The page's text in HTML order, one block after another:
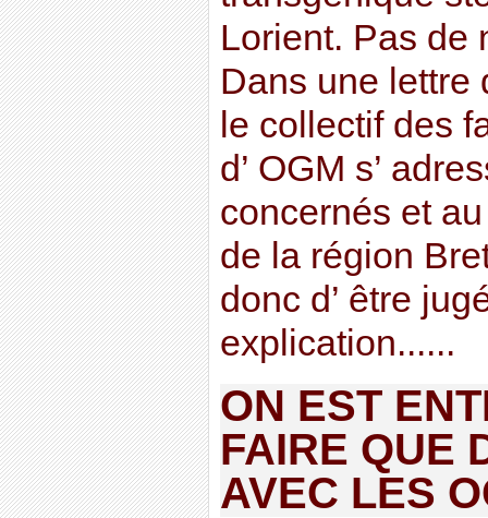
Lorient. Pas de
Dans une lettre
le collectif des
d’ OGM s’
concernés et
de la région
donc d’ être
explication......
ON EST
FAIRE QUE
AVEC LES